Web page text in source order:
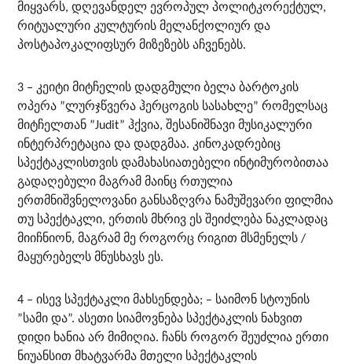
მიყვარს, დღევანდელ ევროპულ პოლიტკორექტულ,
რიტუალური კულტურის მელანქოლიურ და
პოსტაპოკალიფსურ მიზეზებს აჩვენებს.
3 – კეიტი მიტჩელის დადგმული ბელა ბარტოკის
ოპერა ”ლურჯწვერა ჰერცოგის სასახლე” რომელსაც
მიტჩელთან ”Judit” ჰქვია, შესანიშნავი მუსიკალური
ინტერპრეტაცია და დადგმაა. კინოკადრებიც
სპექტაკლისთვის დამახასიათებელი ინტიმურობითაა
გადაღებული მაგრამ მაინც რთულია
ერთმნიშვნელოვანი განსაზღვრა ნამუშევარი ფილმია
თუ სპექტაკლი, ერთის მხრივ ეს შეიძლება ნაკლადაც
მიიჩნიონ, მაგრამ მე როგორც რიგით მსმენელს /
მაყურებელს მნუსხავს ეს.
4 – ისევ სპექტაკლი მახსენდება; – საიმონ სტოუნის
”სამი და”. ასეთი სიამოვნება სპექტაკლის ნახვით
დიდი ხანია არ მიმიღია. ჩანს როგორ შეუძლია ერთი
ნიუანსით მხატვარმა მთელი სპექტაკლის